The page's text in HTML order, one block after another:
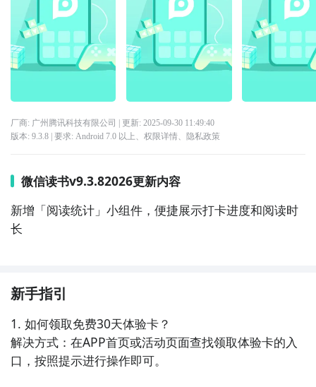
厂商: 广州腾讯科技有限公司 | 更新: 2025-09-30 11:49:40
版本: 9.3.8| 要求: Android 7.0 以上、 权限详情、 隐私政策
微信读书v9.3.82026更新内容
新增「阅读统计」小组件，便捷展示打卡进度和阅读时
长
新手指引
1. 如何领取免费30天体验卡？
解决方式：在APP首页或活动页面查找领取体验卡的入
口，按照提示进行操作即可。